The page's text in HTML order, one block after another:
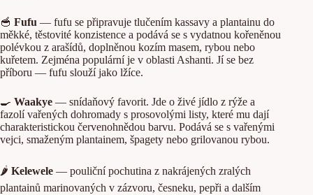
🥣 Fufu — fufu se připravuje tlučením kassavy a plantainu do
měkké, těstovité konzistence a podává se s vydatnou kořeněnou
polévkou z arašídů, doplněnou kozím masem, rybou nebo
kuřetem. Zejména populární je v oblasti Ashanti. Jí se bez
příboru — fufu slouží jako lžíce.
🍳 Waakye — snídaňový favorit. Jde o živé jídlo z rýže a
fazolí vařených dohromady s prosovolými listy, které mu dají
charakteristickou červenohnědou barvu. Podává se s vařenými
vejci, smaženým plantainem, špagety nebo grilovanou rybou.
🌶️ Kelewele — pouliční pochutina z nakrájených zralých
plantainů marinovaných v zázvoru, česneku, pepři a dalším